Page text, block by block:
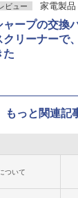
ビュー 家電製品
ャープの交換
クリーナーで
た
もっと関連記
ついて